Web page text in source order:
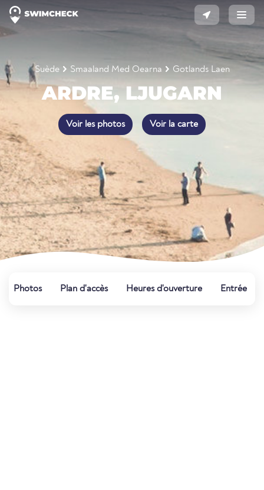
Suède Smaaland Med Oearna Gotlands Laen
ARDRE, LJUGARN
Voir les photos Voir la carte
Photos Plan d'accès Heures d'ouverture Entrée